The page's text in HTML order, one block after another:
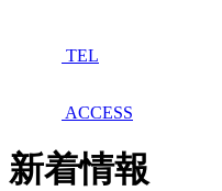
TEL
ACCESS
新着情報